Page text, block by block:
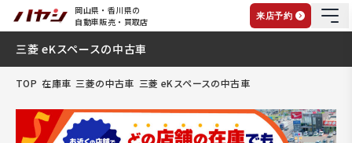
岡山県・香川県の
自動車販売・買取店
来店予約
三菱 eKスペースの中古車
TOP 在庫車 三菱の中古車 三菱 eKスペースの中古車